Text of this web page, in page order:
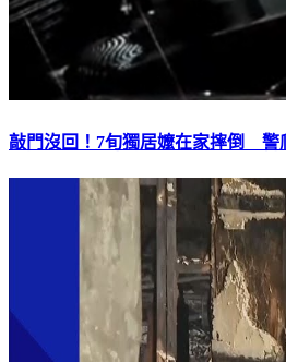
敲門沒回！7旬獨居嬤在家摔倒 警